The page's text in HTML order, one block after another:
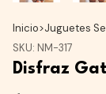
Inicio>Juguetes
SKU: NM-317
Disfraz